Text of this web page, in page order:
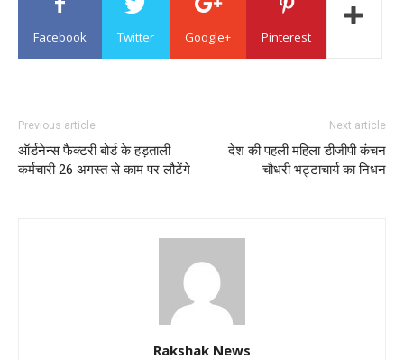
Facebook Twitter Google+ Pinterest
Previous article
ऑर्डनेन्स फैक्टरी बोर्ड के हड़ताली
कर्मचारी 26 अगस्त से काम पर लौटेंगे
Next article
देश की पहली महिला डीजीपी कंचन
चौधरी भट्टाचार्य का निधन
Rakshak News